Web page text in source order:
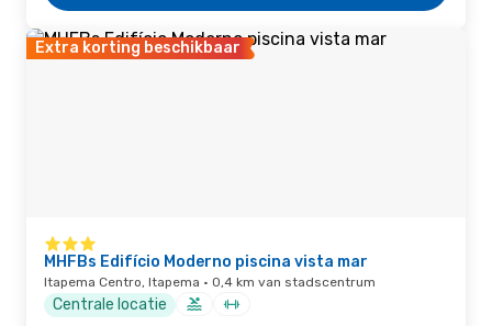
Extra korting beschikbaar
MHFBs Edifício Moderno piscina vista mar
Itapema Centro, Itapema · 0,4 km van stadscentrum
Centrale locatie